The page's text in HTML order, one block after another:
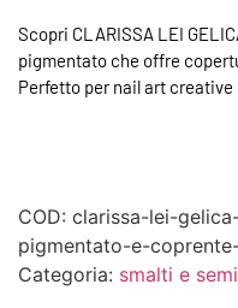
Scopri CLARISSA LEI
pigmentato che offre
Perfetto per nail art
COD: clarissa-lei-
pigmentato-e-
Categoria: smalti e